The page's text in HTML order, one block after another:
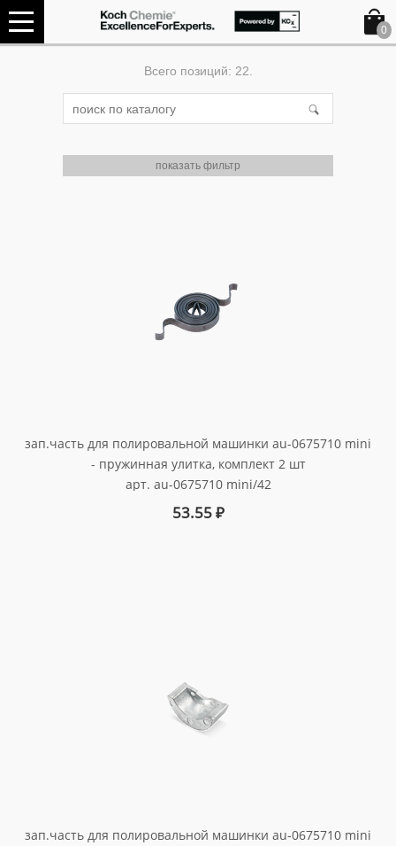
Всего позиций: 22.
показать фильтр
зап.часть для полировальной машинки au-0675710 mini
- пружинная улитка, комплект 2 шт
арт. au-0675710 mini/42
53.55₽
зап.часть для полировальной машинки au-0675710 mini
0